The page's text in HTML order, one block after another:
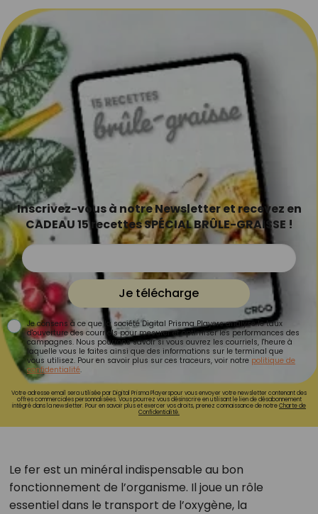
Inscrivez-vous à notre Newsletter et recevez en
CADEAU 15 recettes SPÉCIAL BRÛLE-GRAISSE !
Je télécharge
Je consens à ce que la société Digital Prisma Players analyse le taux
d'ouverture des courriels pour mesurer et optimiser les performances des
campagnes. Nous pourrons savoir si vous ouvrez les courriels, l'heure à
laquelle vous le faites ainsi que des informations sur le terminal que
vous utilisez. Pour en savoir plus sur ces traceurs, voir notre politique de
confidentialité.
Votre adresse email sera utilisée par Digital Prisma Playerspour vous envoyer votre newsletter contenant des
offres commerciales personnalisées. Vous pourrez vous désinscrire en utilisant le lien de désabonnement
intégré dans la newsletter. Pour en savoir plus et exercer vos droits, prenez connaissance de notreCharte de
Confidentialité.
Le fer est un minéral indispensable au bon
fonctionnement de l’organisme. Il joue un rôle
essentiel dans le transport de l’oxygène, la